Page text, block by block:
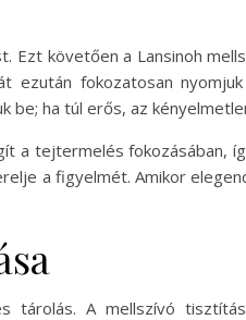
Ezt követően a Lansinoh
ezután fokozatosan
be; ha túl erős, az
a tejtermelés fokozásában,
a figyelmét. Amikor
tárolás. A mellszívó